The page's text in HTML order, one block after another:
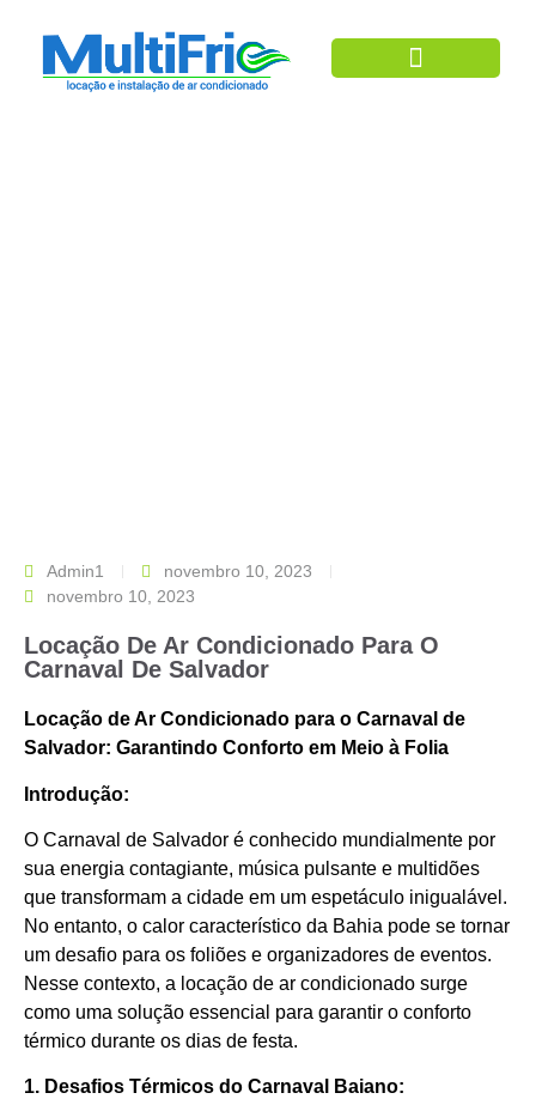
Admin1
novembro 10, 2023
novembro 10, 2023
Locação De Ar Condicionado Para O
Carnaval De Salvador
Locação de Ar Condicionado para o Carnaval de
Salvador: Garantindo Conforto em Meio à Folia
Introdução:
O Carnaval de Salvador é conhecido mundialmente por
sua energia contagiante, música pulsante e multidões
que transformam a cidade em um espetáculo inigualável.
No entanto, o calor característico da Bahia pode se tornar
um desafio para os foliões e organizadores de eventos.
Nesse contexto, a locação de ar condicionado surge
como uma solução essencial para garantir o conforto
térmico durante os dias de festa.
1. Desafios Térmicos do Carnaval Baiano: